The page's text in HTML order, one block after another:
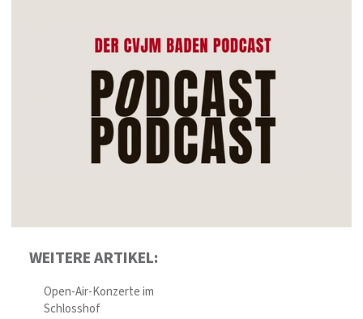
WEITERE ARTIKEL:
Open-Air-Konzerte im
Schlosshof